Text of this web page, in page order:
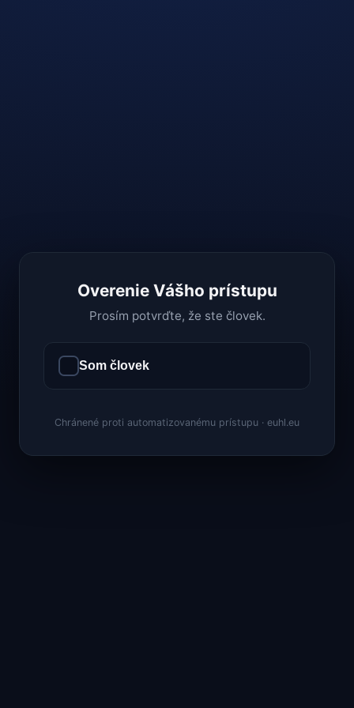
Overenie Vášho prístupu
Prosím potvrďte, že ste človek.
Som človek
Chránené proti automatizovanému prístupu · euhl.eu